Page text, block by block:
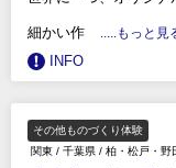
細かい作 .....もっと見
INFO
その他ものづくり体験
関東 / 千葉県 / 柏・松戸・野